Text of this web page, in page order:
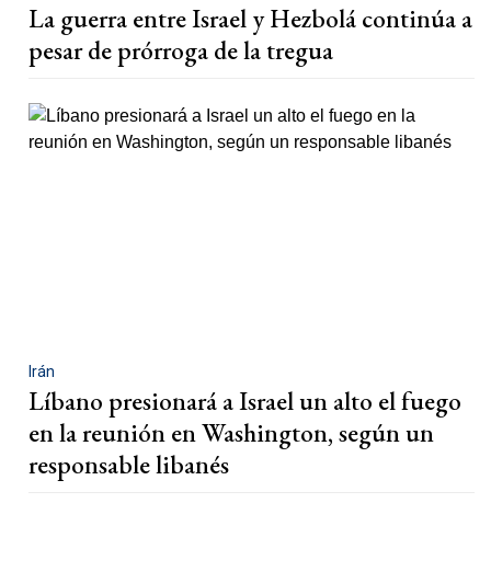
La guerra entre Israel y Hezbolá continúa a
pesar de prórroga de la tregua
Irán
Líbano presionará a Israel un alto el fuego
en la reunión en Washington, según un
responsable libanés